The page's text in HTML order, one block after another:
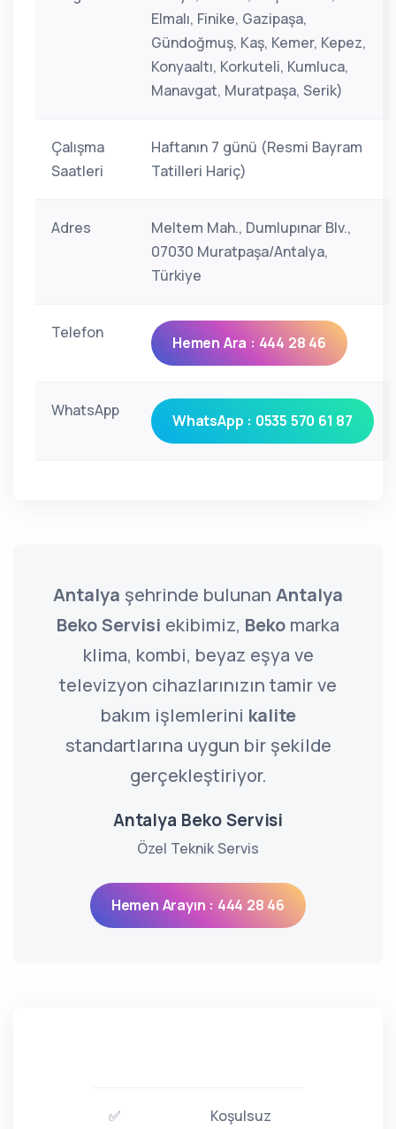
Elmalı, Finike, Gazipaşa,
Gündoğmuş, Kaş, Kemer, Kepez,
Konyaaltı, Korkuteli, Kumluca,
Manavgat, Muratpaşa, Serik)
Çalışma
Saatleri
Haftanın 7 günü (Resmi Bayram
Tatilleri Hariç)
Adres
Meltem Mah., Dumlupınar Blv.,
07030 Muratpaşa/Antalya,
Türkiye
Telefon
Hemen Ara : 444 28 46
WhatsApp
WhatsApp : 0535 570 61 87
Antalya şehrinde bulunan Antalya
Beko Servisi ekibimiz, Beko marka
klima, kombi, beyaz eşya ve
televizyon cihazlarınızın tamir ve
bakım işlemlerini kalite
standartlarına uygun bir şekilde
gerçekleştiriyor.
Antalya Beko Servisi
Özel Teknik Servis
Hemen Arayın : 444 28 46
✅
Koşulsuz